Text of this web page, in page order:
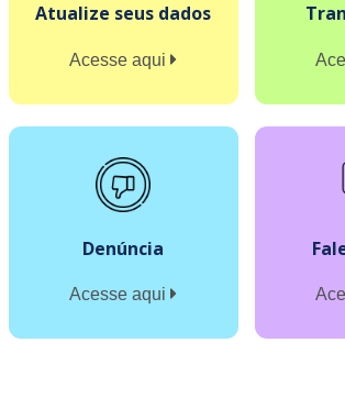
Atualize seus dados
Acesse aqui
Denúncia
Acesse aqui